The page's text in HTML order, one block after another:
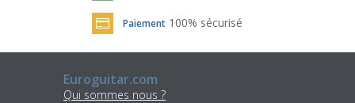
Paiement 100% sécurisé
Euroguitar.com
Qui sommes nous ?